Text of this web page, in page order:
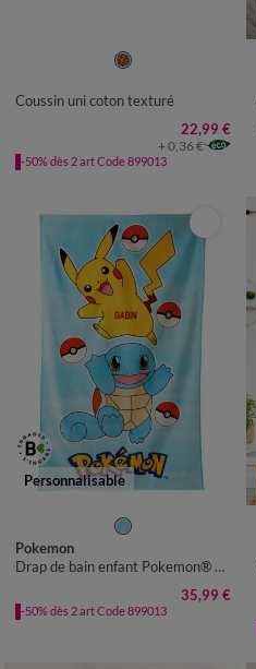
Coussin uni coton texturé
22,99 €
+ 0,36 €
-50% dès 2 art Code 899013
Personnalisable
Pokemon
Drap de bain enfant Pokemon® personnalisable, éponge et velours coton - 320g/m2
35,99 €
-50% dès 2 art Code 899013